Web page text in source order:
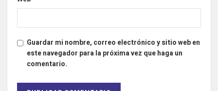
Guardar mi nombre, correo electrónico y sitio web en
este navegador para la próxima vez que haga un
comentario.